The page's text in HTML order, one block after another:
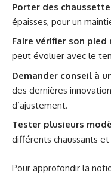
Porter des
épaisses, pour un
Faire vérifier son
peut évoluer avec le
Demander conseil à
des dernières
d’ajustement.
Tester plusieurs
différents chaussants
Pour approfondir la